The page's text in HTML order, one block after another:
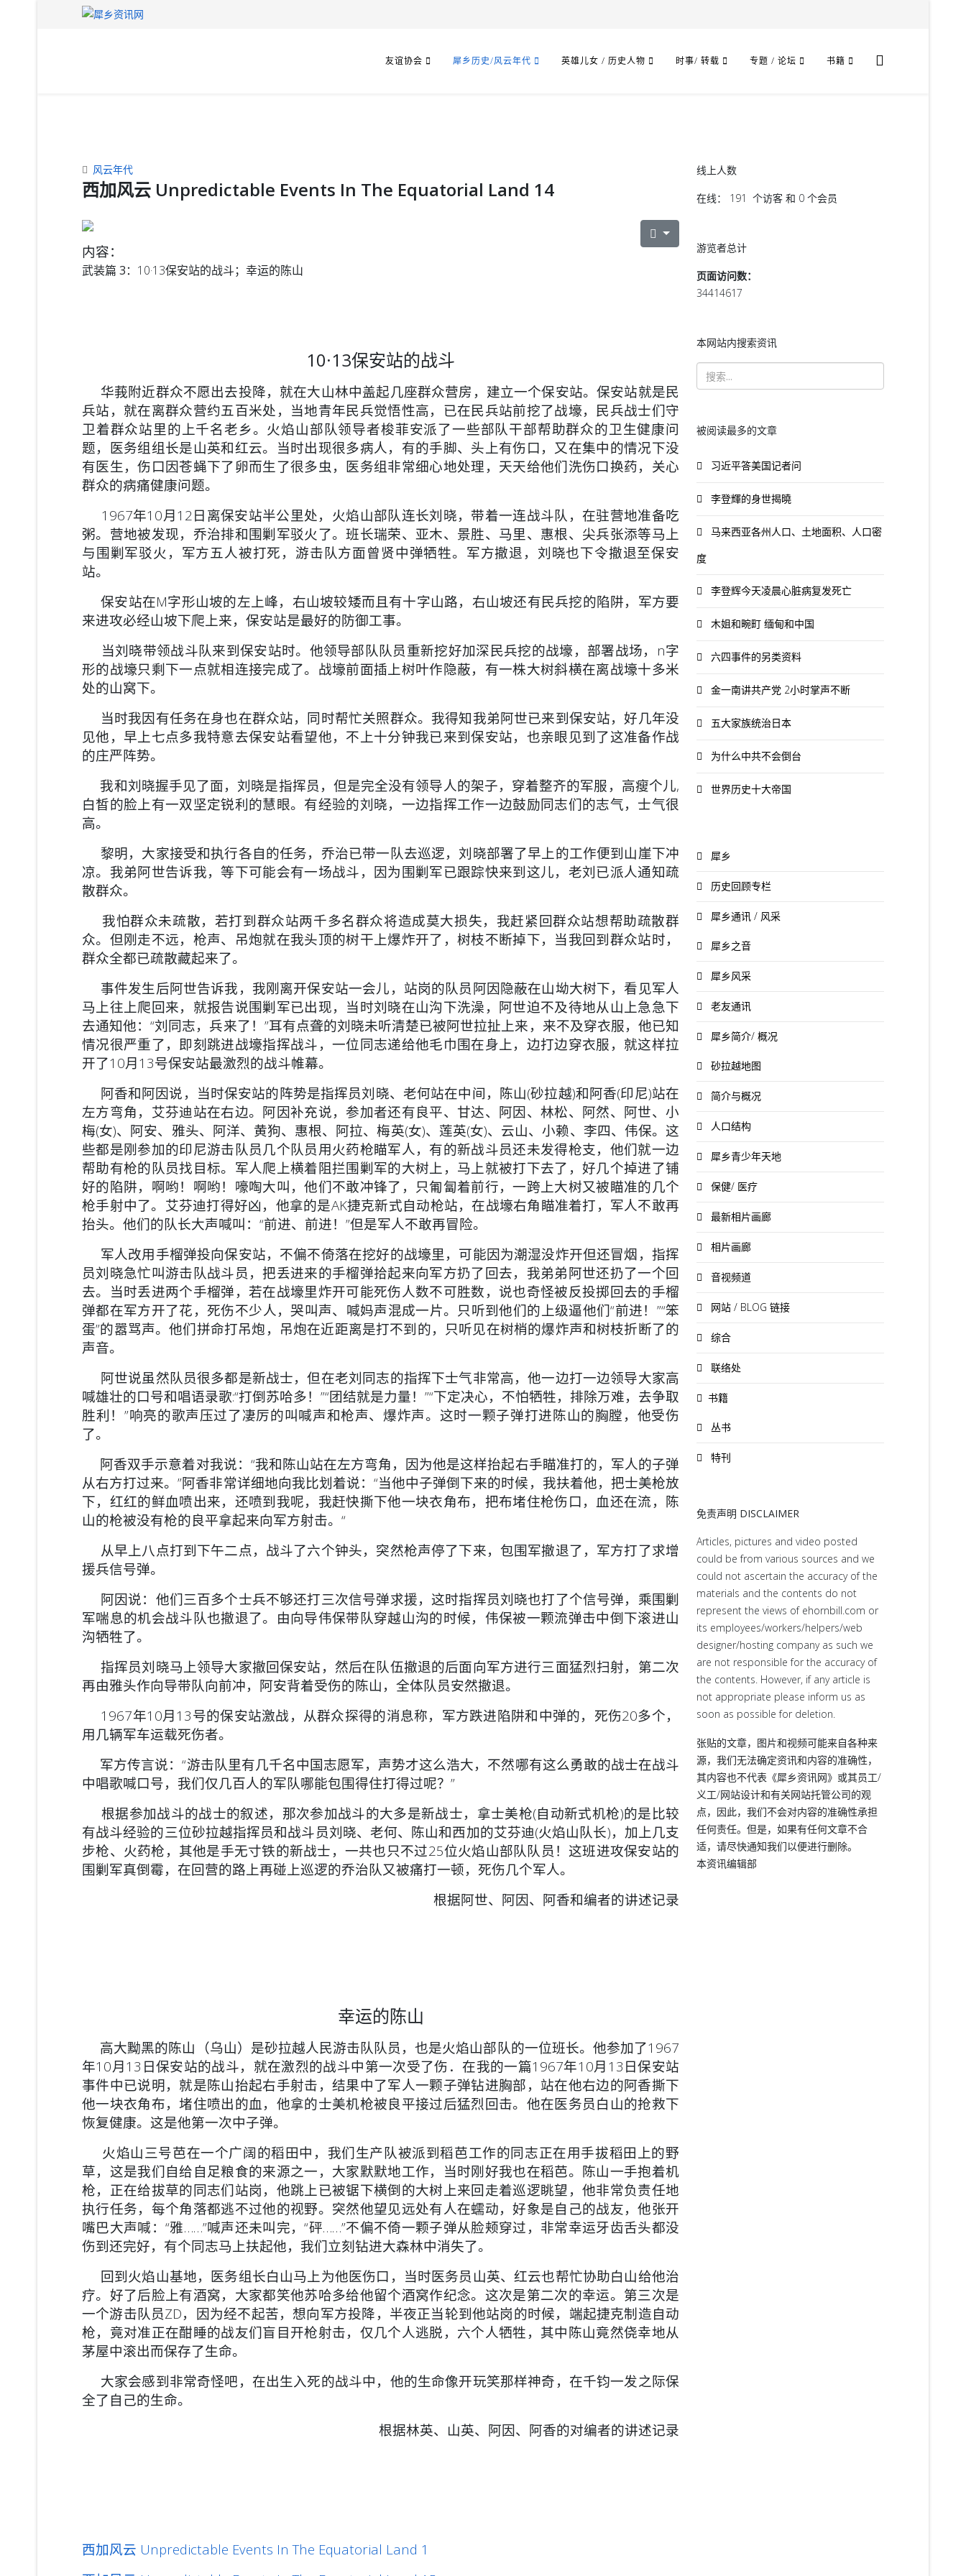
友谊协会 犀乡历史/风云年代 英雄儿女 / 历史人物 时事/ 转载 专题 / 论坛 书籍
风云年代
西加风云 Unpredictable Events In The Equatorial Land 14
内容：
武装篇 3： 10·13保安站的战斗；幸运的陈山
10·13保安站的战斗
华莪附近群众不愿出去投降，就在大山林中盖起几座群众营房，建立一个保安站。保安站就是民
兵站，就在离群众营约五百米处，当地青年民兵觉悟性高，已在民兵站前挖了战壕，民兵战士们守
卫着群众站里的上千名老乡。火焰山部队领导者梭菲安派了一些部队干部帮助群众的卫生健康问
题，医务组组长是山英和红云。当时出现很多病人，有的手脚、头上有伤口，又在集中的情况下没
有医生，伤口因苍蝇下了卵而生了很多虫，医务组非常细心地处理，天天给他们洗伤口换药，关心
群众的病痛健康问题。
1967年10月12日离保安站半公里处，火焰山部队连长刘晓，带着一连战斗队，在驻营地准备吃
粥。营地被发现，乔治排和围剿军驳火了。班长瑞荣、亚木、景胜、马里、惠根、尖兵张添等马上
与围剿军驳火，军方五人被打死，游击队方面曾贤中弹牺牲。军方撤退，刘晓也下令撤退至保安
站。
保安站在M字形山坡的左上峰，右山坡较矮而且有十字山路，右山坡还有民兵挖的陷阱，军方要
来进攻必经山坡下爬上来，保安站是最好的防御工事。
当刘晓带领战斗队来到保安站时。他领导部队队员重新挖好加深民兵挖的战壕，部署战场，n字
形的战壕只剩下一点就相连接完成了。战壕前面插上树叶作隐蔽，有一株大树斜横在离战壕十多米
处的山窝下。
当时我因有任务在身也在群众站，同时帮忙关照群众。我得知我弟阿世已来到保安站，好几年没
见他，早上七点多我特意去保安站看望他，不上十分钟我已来到保安站，也亲眼见到了这准备作战
的庄严阵势。
我和刘晓握手见了面，刘晓是指挥员，但是完全没有领导人的架子，穿着整齐的军服，高瘦个儿,
白皙的脸上有一双坚定锐利的慧眼。有经验的刘晓，一边指挥工作一边鼓励同志们的志气，士气很
高。
黎明，大家接受和执行各自的任务，乔治已带一队去巡逻，刘晓部署了早上的工作便到山崖下冲
凉。我弟阿世告诉我，等下可能会有一场战斗，因为围剿军已跟踪快来到这儿，老刘已派人通知疏
散群众。
我怕群众未疏散，若打到群众站两千多名群众将造成莫大损失，我赶紧回群众站想帮助疏散群
众。但刚走不远，枪声、吊炮就在我头顶的树干上爆炸开了，树枝不断掉下，当我回到群众站时，
群众全都已疏散藏起来了。
事件发生后阿世告诉我，我刚离开保安站一会儿，站岗的队员阿因隐蔽在山坳大树下，看见军人
马上往上爬回来，就报告说围剿军已出现，当时刘晓在山沟下洗澡，阿世迫不及待地从山上急急下
去通知他：“刘同志，兵来了！”耳有点聋的刘晓未听清楚已被阿世拉扯上来，来不及穿衣服，他已知
情况很严重了，即刻跳进战壕指挥战斗，一位同志递给他毛巾围在身上，边打边穿衣服，就这样拉
开了10月13号保安站最激烈的战斗帷幕。
阿香和阿因说，当时保安站的阵势是指挥员刘晓、老何站在中间，陈山(砂拉越)和阿香(印尼)站在
左方弯角，艾芬迪站在右边。阿因补充说，参加者还有良平、甘达、阿因、林松、阿然、阿世、小
梅(女)、阿安、雅头、阿洋、黄狗、惠根、阿拉、梅英(女)、莲英(女)、云山、小赖、李四、伟保。这
些都是刚参加的印尼游击队员几个队员用火药枪瞄军人，有的新战斗员还未发得枪支，他们就一边
帮助有枪的队员找目标。军人爬上横着阻拦围剿军的大树上，马上就被打下去了，好几个掉进了铺
好的陷阱，啊哟！啊哟！嚎啕大叫，他们不敢冲锋了，只匍匐着前行，一跨上大树又被瞄准的几个
枪手射中了。艾芬迪打得好凶，他拿的是AK捷克新式自动枪站，在战壕右角瞄准着打，军人不敢再
抬头。他们的队长大声喊叫：“前进、前进！”但是军人不敢再冒险。
军人改用手榴弹投向保安站，不偏不倚落在挖好的战壕里，可能因为潮湿没炸开但还冒烟，指挥
员刘晓急忙叫游击队战斗员，把丢进来的手榴弹拾起来向军方扔了回去，我弟弟阿世还扔了一个回
去。当时丢进两个手榴弹，若在战壕里炸开可能死伤人数不可胜数，说也奇怪被反投掷回去的手榴
弹都在军方开了花，死伤不少人，哭叫声、喊妈声混成一片。只听到他们的上级逼他们“前进！”“笨
蛋”的嚣骂声。他们拼命打吊炮，吊炮在近距离是打不到的，只听见在树梢的爆炸声和树枝折断了的
声音。
阿世说虽然队员很多都是新战士，但在老刘同志的指挥下士气非常高，他一边打一边领导大家高
喊雄壮的口号和唱语录歌:“打倒苏哈多！”“团结就是力量！”“下定决心，不怕牺牲，排除万难，去争取
胜利！”响亮的歌声压过了凄厉的叫喊声和枪声、爆炸声。这时一颗子弹打进陈山的胸膛，他受伤
了。
阿香双手示意着对我说：“我和陈山站在左方弯角，因为他是这样抬起右手瞄准打的，军人的子弹
从右方打过来。”阿香非常详细地向我比划着说：“当他中子弹倒下来的时候，我扶着他，把士美枪放
下，红红的鲜血喷出来，还喷到我呢，我赶快撕下他一块衣角布，把布堵住枪伤口，血还在流，陈
山的枪被没有枪的良平拿起来向军方射击。“
从早上八点打到下午二点，战斗了六个钟头，突然枪声停了下来，包围军撤退了，军方打了求增
援兵信号弹。
阿因说：他们三百多个士兵不够还打三次信号弹求援，这时指挥员刘晓也打了个信号弹，乘围剿
军喘息的机会战斗队也撤退了。由向导伟保带队穿越山沟的时候，伟保被一颗流弹击中倒下滚进山
沟牺牲了。
指挥员刘晓马上领导大家撤回保安站，然后在队伍撤退的后面向军方进行三面猛烈扫射，第二次
再由雅头作向导带队向前冲，阿安背着受伤的陈山，全体队员安然撤退。
1967年10月13号的保安站激战，从群众探得的消息称，军方跌进陷阱和中弹的，死伤20多个，
用几辆军车运载死伤者。
军方传言说：“游击队里有几千名中国志愿军，声势才这么浩大，不然哪有这么勇敢的战士在战斗
中唱歌喊口号，我们仅几百人的军队哪能包围得住打得过呢？”
根据参加战斗的战士的叙述，那次参加战斗的大多是新战士，拿士美枪(自动新式机枪)的是比较
有战斗经验的三位砂拉越指挥员和战斗员刘晓、老何、陈山和西加的艾芬迪(火焰山队长)，加上几支
步枪、火药枪，其他是手无寸铁的新战士，一共也只不过25位火焰山部队队员！这班进攻保安站的
围剿军真倒霉，在回营的路上再碰上巡逻的乔治队又被痛打一顿，死伤几个军人。
根据阿世、阿因、阿香和编者的讲述记录
幸运的陈山
高大黝黑的陈山（乌山）是砂拉越人民游击队队员，也是火焰山部队的一位班长。他参加了1967
年10月13日保安站的战斗，就在激烈的战斗中第一次受了伤．在我的一篇1967年10月13日保安站
事件中已说明，就是陈山抬起右手射击，结果中了军人一颗子弹钻进胸部，站在他右边的阿香撕下
他一块衣角布，堵住喷出的血，他拿的士美机枪被良平接过后猛烈回击。他在医务员白山的抢救下
恢复健康。这是他第一次中子弹。
火焰山三号芭在一个广阔的稻田中，我们生产队被派到稻芭工作的同志正在用手拔稻田上的野
草，这是我们自给自足粮食的来源之一，大家默默地工作，当时刚好我也在稻芭。陈山一手抱着机
枪，正在给拔草的同志们站岗，他跳上已被锯下横倒的大树上来回走着巡逻眺望，他非常负责任地
执行任务，每个角落都逃不过他的视野。突然他望见远处有人在蠕动，好象是自己的战友，他张开
嘴巴大声喊：“雅……”喊声还未叫完，“砰……”不偏不倚一颗子弹从脸颊穿过，非常幸运牙齿舌头都没
伤到还完好，有个同志马上扶起他，我们立刻钻进大森林中消失了。
回到火焰山基地，医务组长白山马上为他医伤口，当时医务员山英、红云也帮忙协助白山给他治
疗。好了后脸上有酒窝，大家都笑他苏哈多给他留个酒窝作纪念。这次是第二次的幸运。第三次是
一个游击队员ZD，因为经不起苦，想向军方投降，半夜正当轮到他站岗的时候，端起捷克制造自动
枪，竟对准正在酣睡的战友们盲目开枪射击，仅几个人逃脱，六个人牺牲，其中陈山竟然侥幸地从
茅屋中滚出而保存了生命。
大家会感到非常奇怪吧，在出生入死的战斗中，他的生命像开玩笑那样神奇，在千钧一发之际保
全了自己的生命。
根据林英、山英、阿因、阿香的对编者的讲述记录
西加风云 Unpredictable Events In The Equatorial Land 1
线上人数
在线： 191 个访客 和 0 个会员
游览者总计
页面访问数：
34414617
本网站内搜索资讯
被阅读最多的文章
习近平答美国记者问
李登輝的身世揭曉
马来西亚各州人口、土地面积、人口密
度
李登辉今天凌晨心脏病复发死亡
木姐和畹町 缅甸和中国
六四事件的另类资料
金一南讲共产党 2小时掌声不断
五大家族统治日本
为什么中共不会倒台
世界历史十大帝国
犀乡
历史回顾专栏
犀乡通讯 / 风采
犀乡之音
犀乡风采
老友通讯
犀乡简介/ 概况
砂拉越地图
简介与概况
人口结构
犀乡青少年天地
保健/ 医疗
最新相片画廊
相片画廊
音视频道
网站 / BLOG 链接
综合
联络处
书籍
丛书
特刊
免责声明 DISCLAIMER
Articles, pictures and video posted
could be from various sources and we
could not ascertain the accuracy of the
materials and the contents do not
represent the views of ehornbill.com or
its employees/workers/helpers/web
designer/hosting company as such we
are not responsible for the accuracy of
the contents. However, if any article is
not appropriate please inform us as
soon as possible for deletion.
张贴的文章，图片和视频可能来自各种来
源，我们无法确定资讯和内容的准确性，
其内容也不代表《犀乡资讯网》或其员工/
义工/网站设计和有关网站托管公司的观
点，因此，我们不会对内容的准确性承担
任何责任。但是，如果有任何文章不合
适，请尽快通知我们以便进行删除。
本资讯编辑部